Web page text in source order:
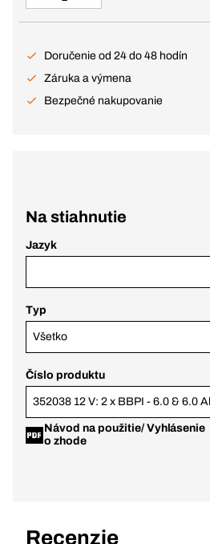
Doručenie od 24 do 48 hodín
Záruka a výmena
Bezpečné nakupovanie
Na stiahnutie
Jazyk
Typ
Všetko
Číslo produktu
Návod na použitie/ Vyhlásenie
o zhode
Recenzie